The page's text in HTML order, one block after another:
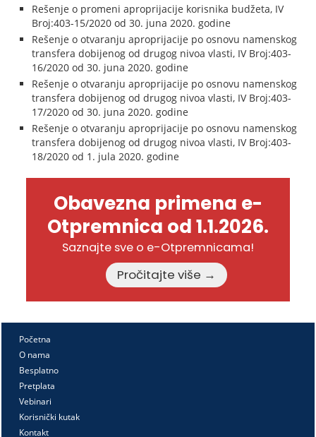
Rešenje o promeni aproprijacije korisnika budžeta, IV
Broj:403-15/2020 od 30. juna 2020. godine
Rešenje o otvaranju aproprijacije po osnovu namenskog
transfera dobijenog od drugog nivoa vlasti, IV Broj:403-
16/2020 od 30. juna 2020. godine
Rešenje o otvaranju aproprijacije po osnovu namenskog
transfera dobijenog od drugog nivoa vlasti, IV Broj:403-
17/2020 od 30. juna 2020. godine
Rešenje o otvaranju aproprijacije po osnovu namenskog
transfera dobijenog od drugog nivoa vlasti, IV Broj:403-
18/2020 od 1. jula 2020. godine
Obavezna primena e-
Otpremnica od 1.1.2026.
Saznajte sve o e-Otpremnicama!
Pročitajte više →
Početna
O nama
Besplatno
Pretplata
Vebinari
Korisnički kutak
Kontakt